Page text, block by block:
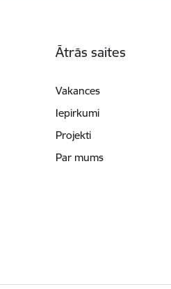
Ātrās saites
Vakances
Iepirkumi
Projekti
Par mums